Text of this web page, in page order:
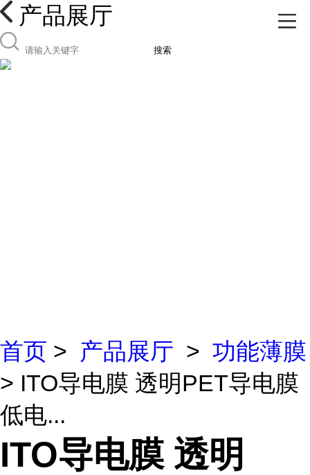
产品展厅
搜索
首页 > 产品展厅 > 功能薄膜
> ITO导电膜 透明PET导电膜
低电...
ITO导电膜 透明